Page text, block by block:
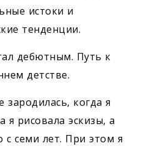
истоки и
тенденции.
дебютным. Путь к
детстве.
когда я
я рисовала эскизы, а
с семи лет. При этом я